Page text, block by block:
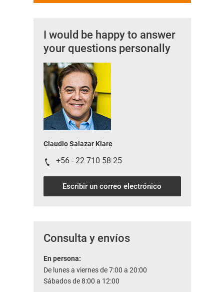
I would be happy to answer
your questions personally
Claudio Salazar Klare
+56 - 22 710 58 25
Escribir un correo electrónico
Consulta y envíos
En persona:
De lunes a viernes de 7:00 a 20:00
Sábados de 8:00 a 12:00